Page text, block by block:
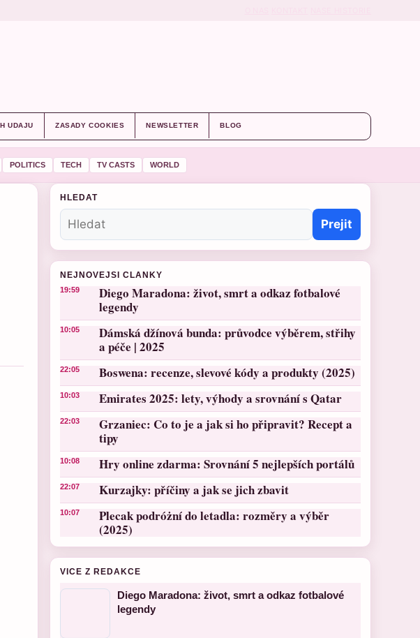
UDAJU ZASADY COOKIES NEWSLETTER BLOG
POLITICS TECH TV CASTS WORLD
HLEDAT
Prejit
NEJNOVEJSI CLANKY
19:59
Diego Maradona: život, smrt a odkaz fotbalové
legendy
10:05
Dámská džínová bunda: průvodce výběrem, střihy
a péče | 2025
22:05 Boswena: recenze, slevové kódy a produkty (2025)
10:03 Emirates 2025: lety, výhody a srovnání s Qatar
22:03
Grzaniec: Co to je a jak si ho připravit? Recept a
tipy
10:08 Hry online zdarma: Srovnání 5 nejlepších portálů
22:07 Kurzajky: příčiny a jak se jich zbavit
10:07
Plecak podróżní do letadla: rozměry a výběr
(2025)
VICE Z REDAKCE
Diego Maradona: život, smrt a odkaz fotbalové
legendy